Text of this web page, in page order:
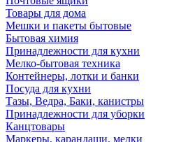
Товары для дома
Мешки и пакеты бытовые
Бытовая химия
Принадлежности для кухни
Мелко-бытовая техника
Контейнеры, лотки и банки
Посуда для кухни
Тазы, Ведра, Баки, канистры
Принадлежности для уборки
Канцтовары
Маркеры, карандаши, мелки